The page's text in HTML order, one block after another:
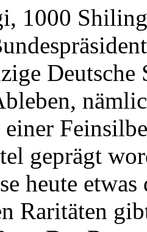
1000
Deutsche
geprägt
heute
Raritäten